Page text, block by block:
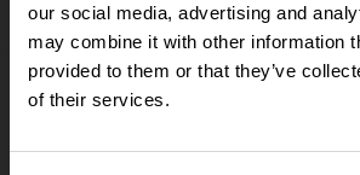
our social media, advertising and
may combine it with other information
provided to them or that they’ve
of their services.
Team
Lavora con noi
Riguardo a
Contatti